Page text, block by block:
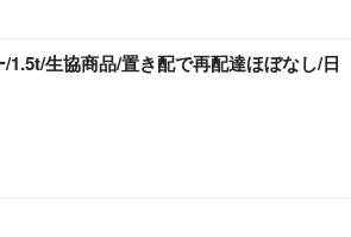
1.5t/生協商品/置き配で再配達ほぼなし/日